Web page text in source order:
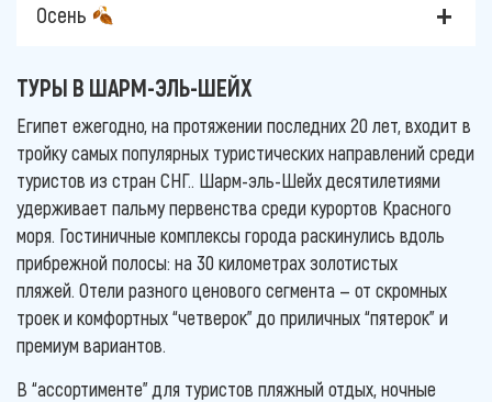
Осень
ТУРЫ В ШАРМ-ЭЛЬ-ШЕЙХ
Египет ежегодно, на протяжении последних 20 лет, входит в
тройку самых популярных туристических направлений среди
туристов из стран СНГ.. Шарм-эль-Шейх десятилетиями
удерживает пальму первенства среди курортов Красного
моря. Гостиничные комплексы города раскинулись вдоль
прибрежной полосы: на 30 километрах золотистых
пляжей. Отели разного ценового сегмента — от скромных
троек и комфортных “четверок” до приличных “пятерок” и
премиум вариантов.
В “ассортименте” для туристов пляжный отдых, ночные